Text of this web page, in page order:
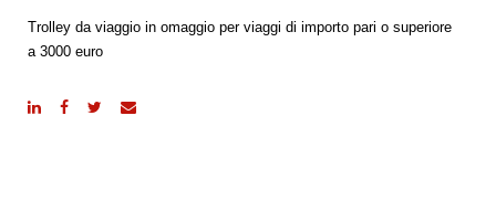
Trolley da viaggio in omaggio per viaggi di importo pari o superiore
a 3000 euro